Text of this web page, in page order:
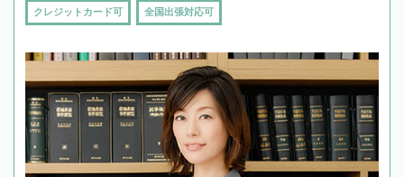
クレジットカード可 全国出張対応可